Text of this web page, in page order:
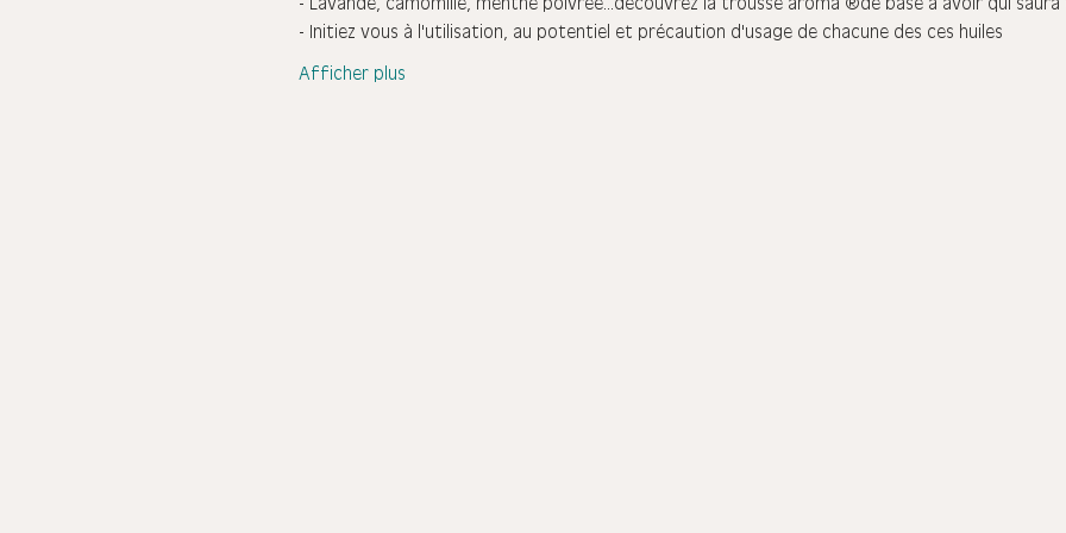
- Initiez vous à l'utilisation, au potentiel et précaution d'usage de chacune des ces huiles
Afficher plus